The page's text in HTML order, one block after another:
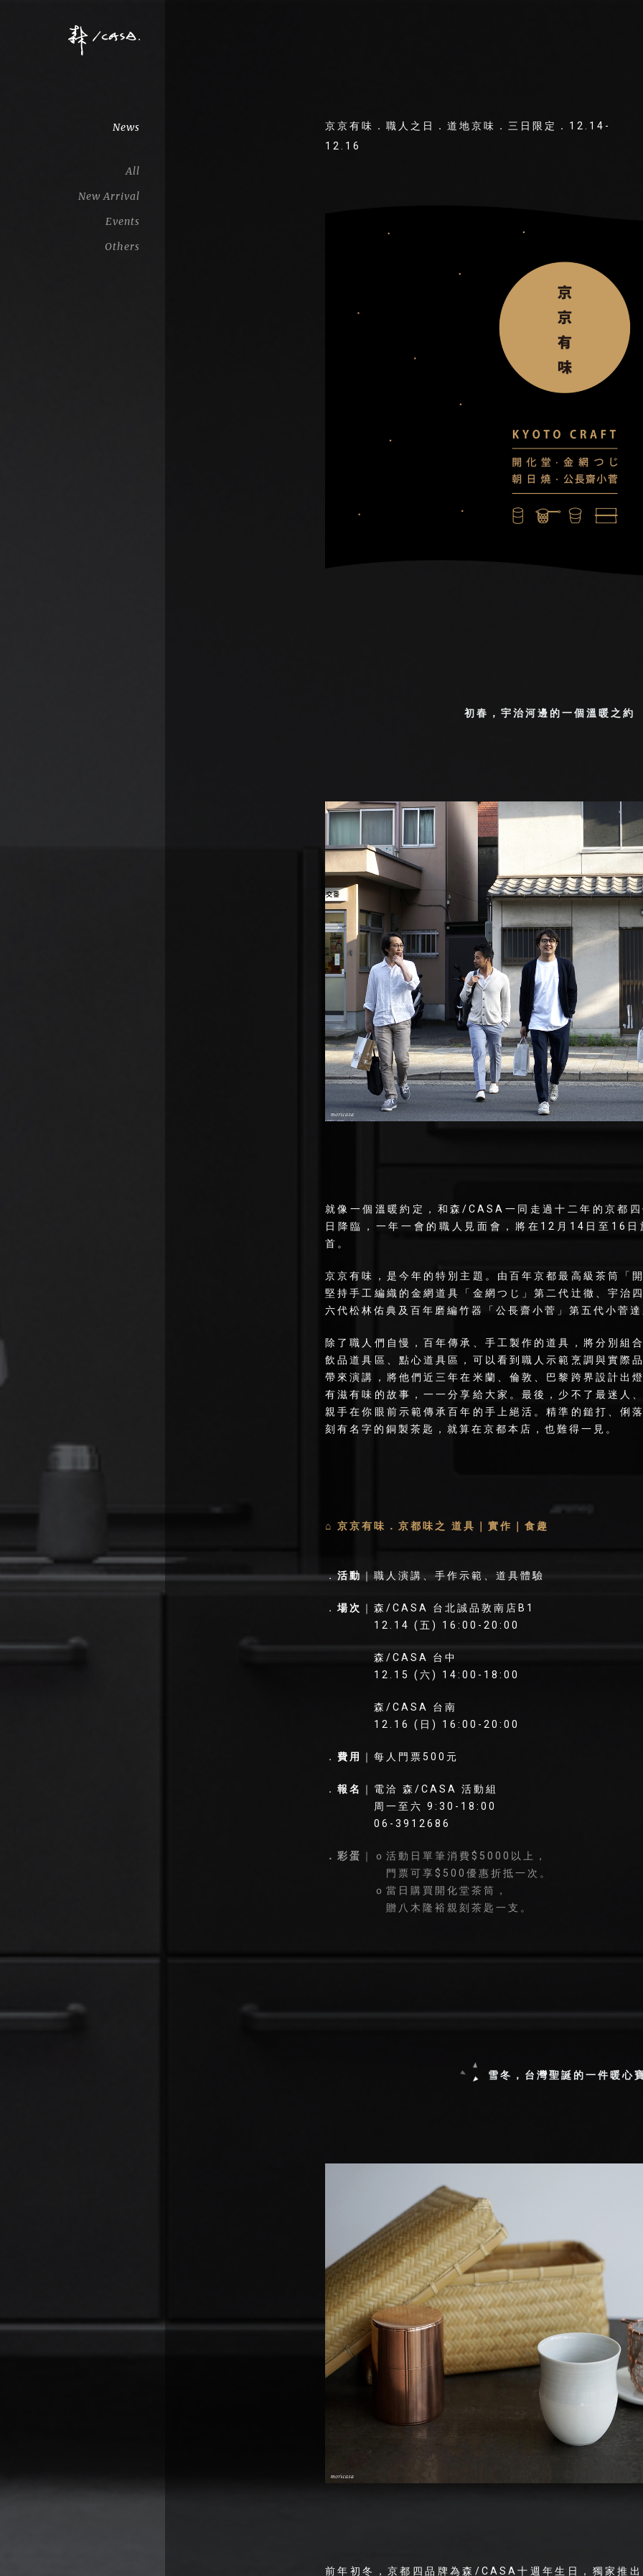
News
All
New Arrival
Events
Others
京京有味．職人之日．道地京味．三日限定．12.14-
12.16
初春，宇治河邊的一個溫暖之
就像一個溫暖約定，和森/CASA一同走過十二年的京都
日降臨，一年一會的職人見面會，將在12月14日至16
首。
京京有味，是今年的特別主題。由百年京都最高級茶筒「
堅持手工編織的金網道具「金網つじ」第二代辻徹、宇治
六代松林佑典及百年磨編竹器「公長齋小菅」第五代小菅
除了職人們自慢，百年傳承、手工製作的道具，將分別組
飲品道具區、點心道具區，可以看到職人示範烹調與實際
帶來演講，將他們近三年在米蘭、倫敦、巴黎跨界設計出
有滋有味的故事，一一分享給大家。最後，少不了最迷人
親手在你眼前示範傳承百年的手上絕活。精準的鎚打、俐
刻有名字的銅製茶匙，就算在京都本店，也難得一見。
⌂ 京京有味．京都味之 道具｜實作｜食趣
．活動 ｜職人演講、手作示範、道具體驗
．場次
｜森/CASA 台北誠品敦南店B1
12.14 (五) 16:00-20:00
森/CASA 台中
12.15 (六) 14:00-18:00
森/CASA 台南
12.16 (日) 16:00-20:00
．費用 ｜每人門票500元
．報名
｜電洽 森/CASA 活動組
周一至六 9:30-18:00
06-3912686
．彩蛋 ｜ｏ活動日單筆消費$5000以上，
門票可享$500優惠折抵一次。
ｏ當日購買開化堂茶筒，
贈八木隆裕親刻茶匙一支。
雪冬，台灣聖誕的一件暖
前年初冬，京都四品牌為森/CASA十週年生日，獨家推